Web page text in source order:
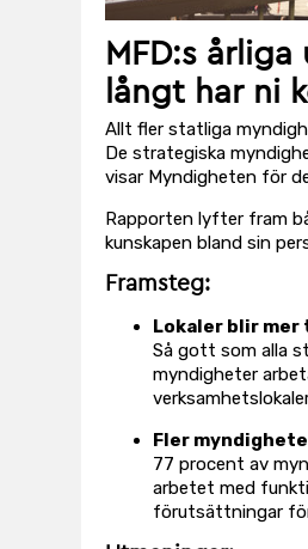
MFD:s
långt har ni
Allt fler statliga
De strategiska
visar Myndigheten för
Rapporten lyfter fram
kunskapen bland sin
Framsteg:
Lokaler blir
Så gott som alla
myndigheter
Fler
77 procent av
arbetet med
förutsättningar